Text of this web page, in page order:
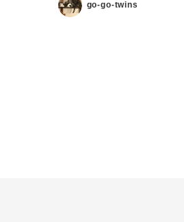
go-go-twins